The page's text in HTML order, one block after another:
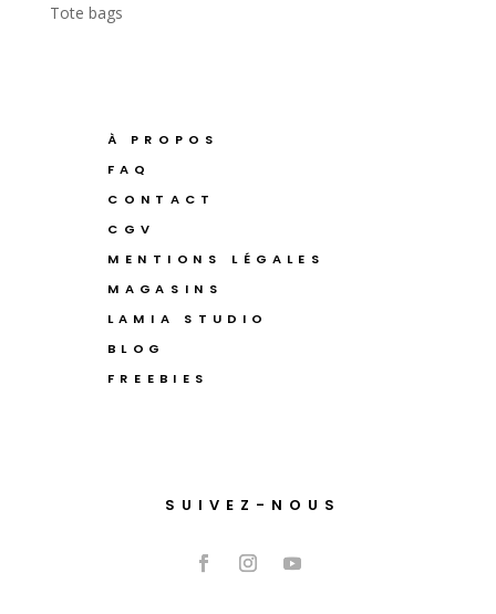
Tote bags
À PROPOS
FAQ
CONTACT
CGV
MENTIONS LÉGALES
MAGASINS
LAMIA STUDIO
BLOG
FREEBIES
SUIVEZ-NOUS